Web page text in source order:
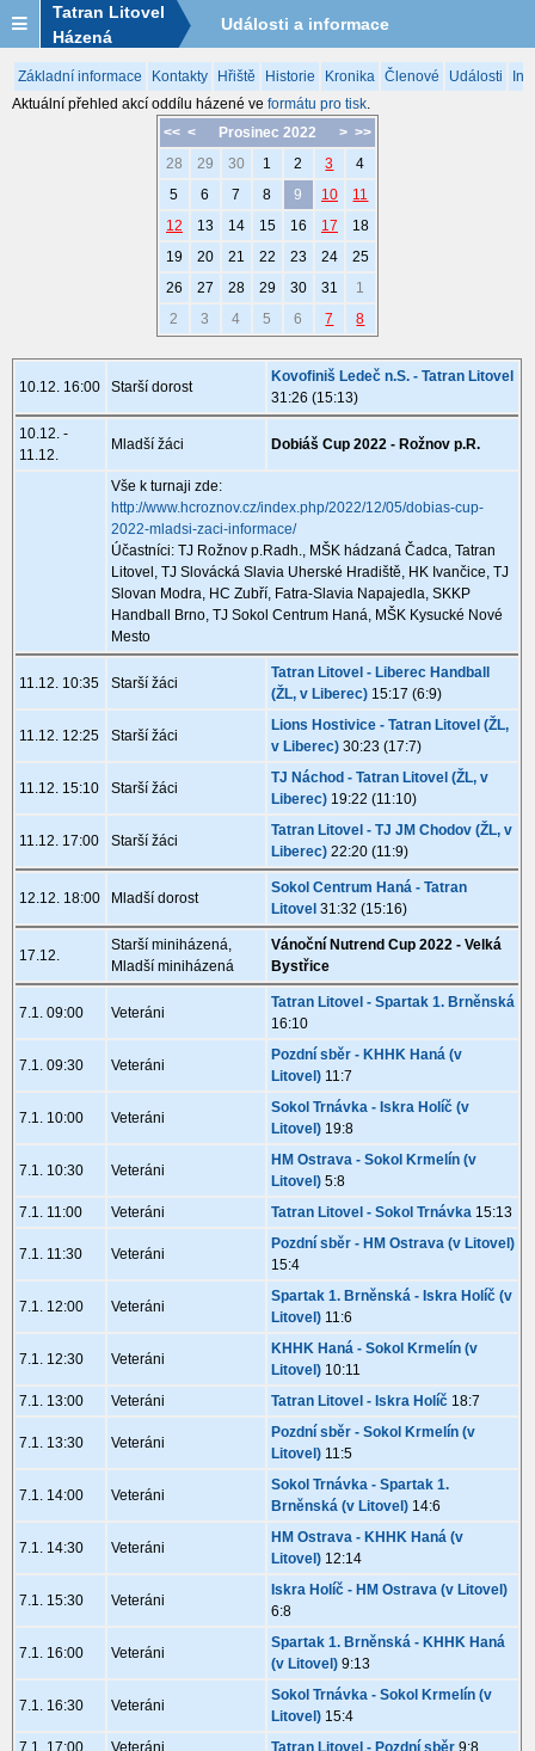
Tatran Litovel
Házená
Události a informace
Základní informace Kontakty Hřiště Historie Kronika Členové Události
Aktuální přehled akcí oddílu házené ve formátu pro tisk.
<< < > >>
Prosinec 2022
28
29 30 1 2 3
4
5
6 7 8 9 10
11
12
13 14 15 16 17
18
19
20 21 22 23 24
25
26
27 28 29 30 31
1
2
3 4 5 6 7 8
10.12. 16:00 Starší dorost
Kovofiniš Ledeč n.S. - Tatran Litovel
31:26 (15:13)
10.12. -
11.12.
Mladší žáci Dobiáš Cup 2022 - Rožnov p.R.
Vše k turnaji zde:
http://www.hcroznov.cz/index.php/2022/12/05/dobias-cup-
2022-mladsi-zaci-informace/
Účastníci: TJ Rožnov p.Radh., MŠK hádzaná Čadca, Tatran
Litovel, TJ Slovácká Slavia Uherské Hradiště, HK Ivančice, TJ
Slovan Modra, HC Zubří, Fatra-Slavia Napajedla, SKKP
Handball Brno, TJ Sokol Centrum Haná, MŠK Kysucké Nové
Mesto
11.12. 10:35 Starší žáci
Tatran Litovel - Liberec Handball
(ŽL, v Liberec) 15:17 (6:9)
11.12. 12:25 Starší žáci
Lions Hostivice - Tatran Litovel (ŽL,
v Liberec) 30:23 (17:7)
11.12. 15:10 Starší žáci
TJ Náchod - Tatran Litovel (ŽL, v
Liberec) 19:22 (11:10)
11.12. 17:00 Starší žáci
Tatran Litovel - TJ JM Chodov (ŽL, v
Liberec) 22:20 (11:9)
12.12. 18:00 Mladší dorost
Sokol Centrum Haná - Tatran
Litovel 31:32 (15:16)
17.12.
Starší miniházená,
Mladší miniházená
Vánoční Nutrend Cup 2022 - Velká
Bystřice
7.1. 09:00 Veteráni
Tatran Litovel - Spartak 1. Brněnská
16:10
7.1. 09:30 Veteráni
Pozdní sběr - KHHK Haná (v
Litovel) 11:7
7.1. 10:00 Veteráni
Sokol Trnávka - Iskra Holíč (v
Litovel) 19:8
7.1. 10:30 Veteráni
HM Ostrava - Sokol Krmelín (v
Litovel) 5:8
7.1. 11:00
Veteráni Tatran Litovel - Sokol Trnávka 15:13
7.1. 11:30 Veteráni
Pozdní sběr - HM Ostrava (v Litovel)
15:4
7.1. 12:00 Veteráni
Spartak 1. Brněnská - Iskra Holíč (v
Litovel) 11:6
7.1. 12:30 Veteráni
KHHK Haná - Sokol Krmelín (v
Litovel) 10:11
7.1. 13:00
Veteráni Tatran Litovel - Iskra Holíč 18:7
7.1. 13:30 Veteráni
Pozdní sběr - Sokol Krmelín (v
Litovel) 11:5
7.1. 14:00 Veteráni
Sokol Trnávka - Spartak 1.
Brněnská (v Litovel) 14:6
7.1. 14:30 Veteráni
HM Ostrava - KHHK Haná (v
Litovel) 12:14
7.1. 15:30 Veteráni
Iskra Holíč - HM Ostrava (v Litovel)
6:8
7.1. 16:00 Veteráni
Spartak 1. Brněnská - KHHK Haná
(v Litovel) 9:13
7.1. 16:30 Veteráni
Sokol Trnávka - Sokol Krmelín (v
Litovel) 15:4
7.1. 17:00
Veteráni Tatran Litovel - Pozdní sběr 9:8